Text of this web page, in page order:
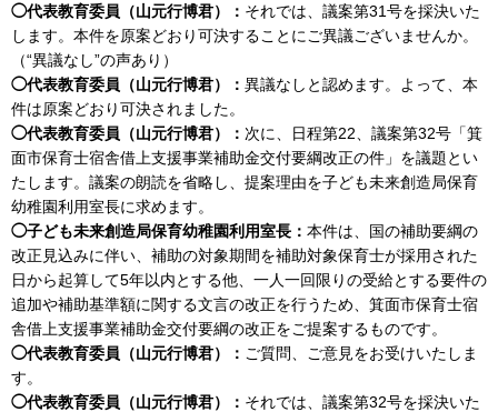
◯代表教育委員（山元行博君）： それでは、議案第31号を採決いた
します。本件を原案どおり可決することにご異議ございませんか。
（“異議なし”の声あり）
◯代表教育委員（山元行博君）： 異議なしと認めます。よって、本
件は原案どおり可決されました。
◯代表教育委員（山元行博君）： 次に、日程第22、議案第32号「箕
面市保育士宿舎借上支援事業補助金交付要綱改正の件」を議題とい
たします。議案の朗読を省略し、提案理由を子ども未来創造局保育
幼稚園利用室長に求めます。
◯子ども未来創造局保育幼稚園利用室長： 本件は、国の補助要綱の
改正見込みに伴い、補助の対象期間を補助対象保育士が採用された
日から起算して5年以内とする他、一人一回限りの受給とする要件の
追加や補助基準額に関する文言の改正を行うため、箕面市保育士宿
舎借上支援事業補助金交付要綱の改正をご提案するものです。
◯代表教育委員（山元行博君）： ご質問、ご意見をお受けいたしま
す。
◯代表教育委員（山元行博君）： それでは、議案第32号を採決いた